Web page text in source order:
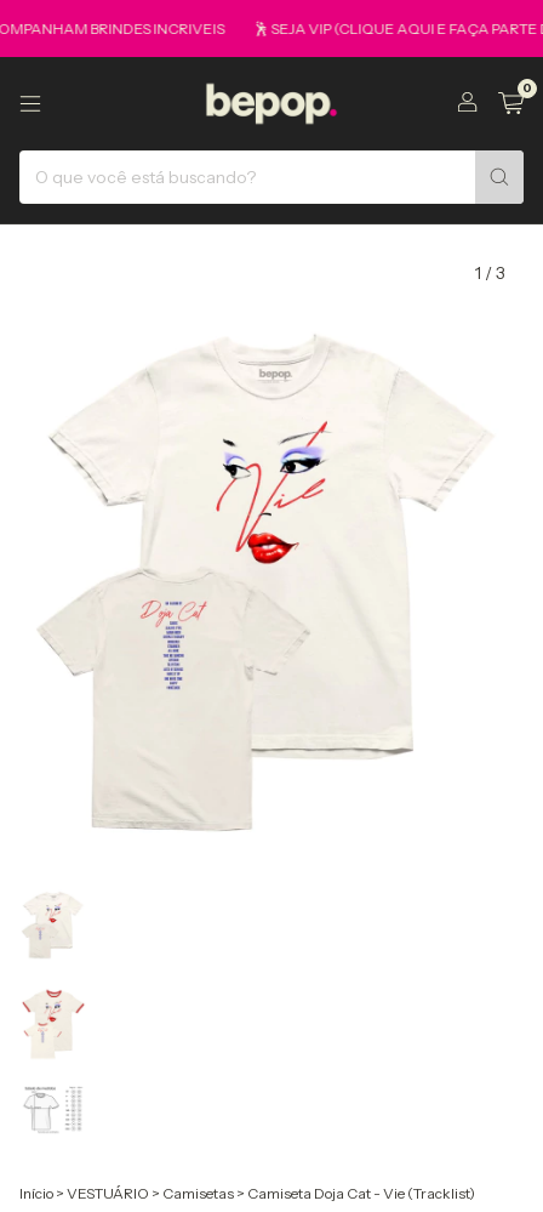
BRINDES INCRIVEIS 🕺 SEJA VIP (CLIQUE AQUI E FAÇA PARTE DO
0
1 /3
Início > VESTUÁRIO > Camisetas > Camiseta Doja Cat - Vie (Tracklist)